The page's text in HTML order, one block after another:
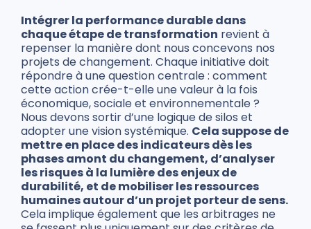
Intégrer la performance durable dans
chaque étape de transformation revient à
repenser la manière dont nous concevons nos
projets de changement. Chaque initiative doit
répondre à une question centrale : comment
cette action crée-t-elle une valeur à la fois
économique, sociale et environnementale ?
Nous devons sortir d’une logique de silos et
adopter une vision systémique. Cela suppose de
mettre en place des indicateurs dès les
phases amont du changement, d’analyser
les risques à la lumière des enjeux de
durabilité, et de mobiliser les ressources
humaines autour d’un projet porteur de sens.
Cela implique également que les arbitrages ne